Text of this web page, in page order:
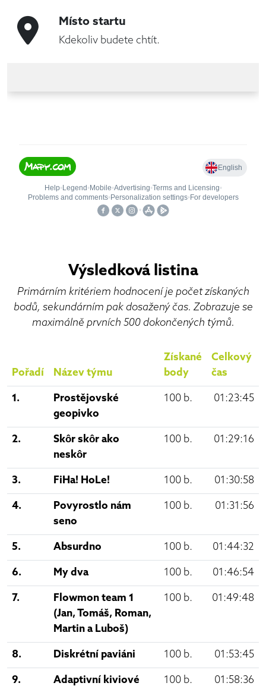
Místo startu
Kdekoliv budete chtít.
Výsledková listina
Primárním kritériem hodnocení je počet získaných
bodů, sekundárním pak dosažený čas. Zobrazuje se
maximálně prvních 500 dokončených týmů.
Pořadí Název týmu
Získané
body
Celkový
čas
1.
Prostějovské
geopivko
100 b. 01:23:45
2.
Skôr skôr ako
neskôr
100 b. 01:29:16
3. FiHa! HoLe! 100 b. 01:30:58
4.
Povyrostlo nám
seno
100 b. 01:31:56
5. Absurdno 100 b. 01:44:32
6. My dva 100 b. 01:46:54
7.
Flowmon team 1
(Jan, Tomáš, Roman,
Martin a Luboš)
100 b. 01:49:48
8. Diskrétní paviáni 100 b. 01:53:45
9. Adaptivní kiviové 100 b. 01:58:36